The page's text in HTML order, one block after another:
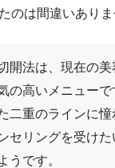
のは間違いありま
開法は、現在の
の高いメニュー
二重のラインに憧
セリングを受け
うです。